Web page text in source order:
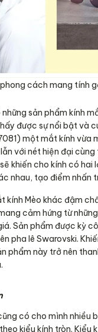
cách mang tính
sản phẩm kính
được sự nổi bật và
một mắt kính vừa
với nét hiện đại
khiến cho kính có hai
nhau, tạo điểm nhấn
kính Mèo khác đậm
cảm hứng từ
Sản phẩm được kỳ
pha lê Swarovski.
phẩm này trở nên
có cho mình nhiều
kiểu kính tròn. Kiểu